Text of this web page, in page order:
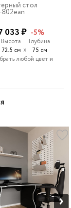
стол
033 ₽ -5%
Высота
72.5 см х
Глубина
75 см
любой цвет и